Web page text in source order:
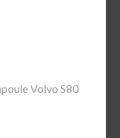
Volvo S80